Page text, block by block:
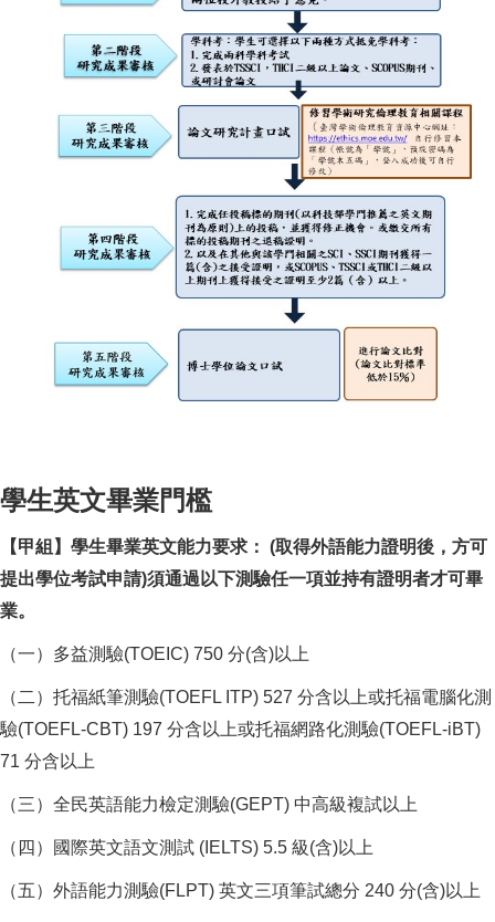
修業規定流程五階段： 第一階段：修課（包含必修6學分、必選3學分
學生英文畢業門檻
【甲組】學生畢業英文能力要求： (取得外語能力證明後，方可
提出學位考試申請)須通過以下測驗任一項並持有證明者才可畢
業。
（一）多益測驗(TOEIC) 750 分(含)以上
（二）托福紙筆測驗(TOEFL ITP) 527 分含以上或托福電腦化測
驗(TOEFL-CBT) 197 分含以上或托福網路化測驗(TOEFL-iBT)
71 分含以上
（三）全民英語能力檢定測驗(GEPT) 中高級複試以上
（四）國際英文語文測試 (IELTS) 5.5 級(含)以上
（五）外語能力測驗(FLPT) 英文三項筆試總分 240 分(含)以上